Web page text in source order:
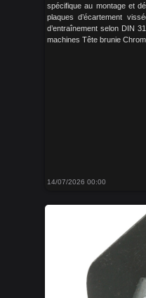
spécifique au montage et
plaques d’écartement
d’entraînement selon DIN
machines Tête brunie
14/07/2026 00:00